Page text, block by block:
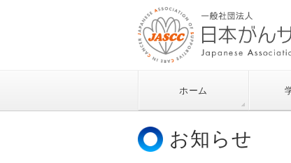
ホーム
お知らせ